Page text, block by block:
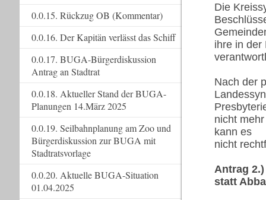
Die
ihre in der
Nach der
nicht
kann es
nicht
Antrag
statt
0.0.15. Rückzug OB (Kommentar)
0.0.16. Der Kapitän verlässt das Schiff
0.0.17. BUGA-Bürgerdiskussion
Antrag an Stadtrat
0.0.18. Aktueller Stand der BUGA-
Planungen 14.März 2025
0.0.19. Seilbahnplanung am Zoo und
Bürgerdiskussion zur BUGA mit
Stadtratsvorlage
0.0.20. Aktuelle BUGA-Situation
01.04.2025